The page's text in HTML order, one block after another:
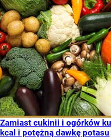
Zamiast cukinii i ogórków
kcal i potężną dawkę potasu